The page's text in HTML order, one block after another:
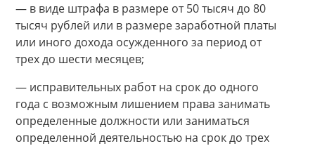
— в виде штрафа в размере от 50 тысяч до 80
тысяч рублей или в размере заработной платы
или иного дохода осужденного за период от
трех до шести месяцев;
— исправительных работ на срок до одного
года с возможным лишением права занимать
определенные должности или заниматься
определенной деятельностью на срок до трех